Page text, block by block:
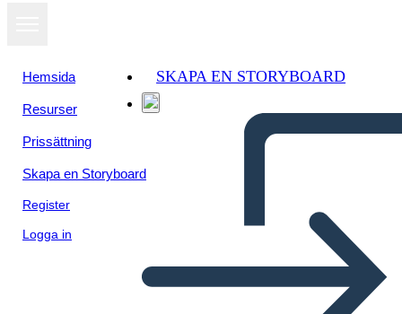
Hemsida
Resurser
Prissättning
Skapa en Storyboard
Register
Logga in
SKAPA EN STORYBOARD